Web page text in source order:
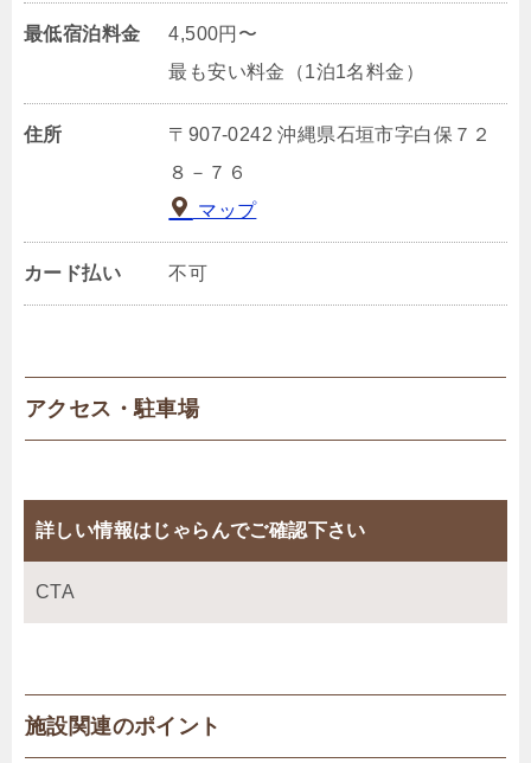
最低宿泊料金
4,500円〜
最も安い料金（1泊1名料金）
住所
〒907-0242 沖縄県石垣市字白保７２
８－７６
マップ
カード払い 不可
アクセス・駐車場
詳しい情報はじゃらんでご確認下さい
CTA
施設関連のポイント